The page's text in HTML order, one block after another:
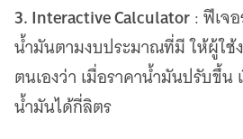
3. Interactive Calculator: ฟีเจ
น้ำมันตามงบประมาณที่มี ให้ผู้ใช้
ตนเองว่า เมื่อราคาน้ำมันปรับขึ้น
น้ำมันได้กี่ลิตร